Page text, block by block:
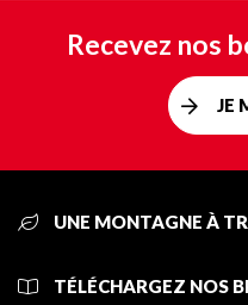
Recevez nos
JE
UNE MONTAGNE À
TÉLÉCHARGEZ NOS